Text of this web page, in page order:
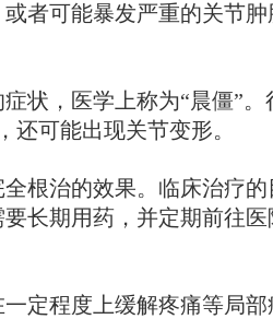
者可能暴发严重的关节
，医学上称为“晨僵”。
可能出现关节变形。
治的效果。临床治疗的
长期用药，并定期前往
程度上缓解疼痛等局部